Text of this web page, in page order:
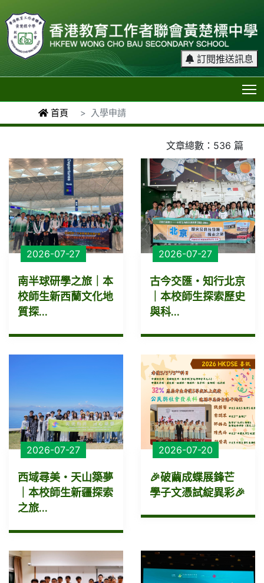
訂閱推送訊息
首頁 入學申請
文章總數：536 篇
2026-07-27
南半球研學之旅｜本
校師生新西蘭文化地
質探...
2026-07-27
古今交匯・知行北京
｜本校師生探索歷史
與科...
2026-07-27
西域尋美・天山築夢
｜本校師生新疆探索
之旅...
2026-07-20
🎉破繭成蝶展鋒芒
學子文憑試綻異彩🎉